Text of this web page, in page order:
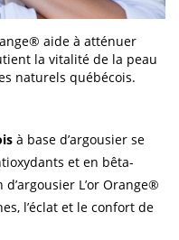
aide à atténuer
la vitalité de la peau
naturels québécois.
à base d’argousier se
et en bêta-
L’or Orange®
l’éclat et le confort de